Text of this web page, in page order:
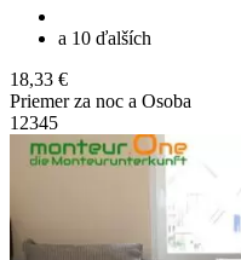
a 10 ďalších
18,33 €
Priemer za noc a Osoba
1 2345